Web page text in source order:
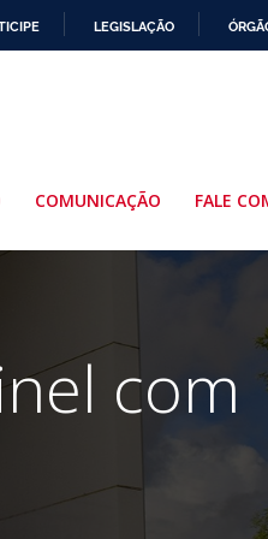
LEGISLAÇÃO
COMUNICAÇÃO FALE
com